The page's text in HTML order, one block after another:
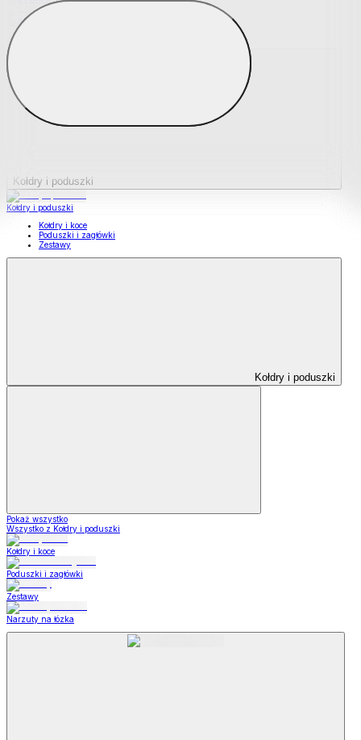
Podkładki na materace
Materace nawierzchniowe
Kołdry i poduszki
Kołdry i poduszki
Kołdry i koce
Poduszki i zagłówki
Zestawy
Kołdry i poduszki
Pokaż wszystko
Wszystko z Kołdry i poduszki
Kołdry i koce
Poduszki i zagłówki
Zestawy
Narzuty na łózka